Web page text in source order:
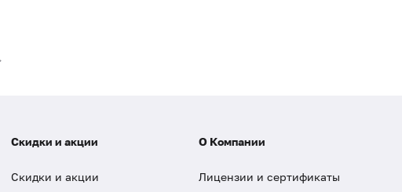
Скидки и акции
Скидки и акции
О Компании
Лицензии и сертификаты